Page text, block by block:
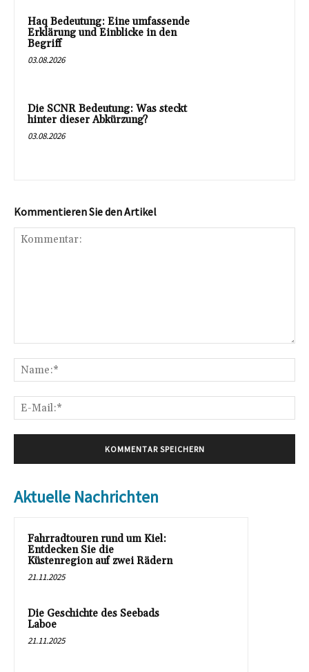
Haq Bedeutung: Eine umfassende
Erklärung und Einblicke in den
Begriff
03.08.2026
Die SCNR Bedeutung: Was steckt
hinter dieser Abkürzung?
03.08.2026
Kommentieren Sie den Artikel
Aktuelle Nachrichten
Fahrradtouren rund um Kiel:
Entdecken Sie die
Küstenregion auf zwei Rädern
21.11.2025
Die Geschichte des Seebads
Laboe
21.11.2025